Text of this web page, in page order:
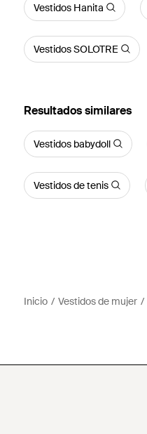
Vestidos Hanita
Vestidos SOLOTRE
Resultados similares
Vestidos babydoll
Vestidos de tenis
Inicio Vestidos de mujer